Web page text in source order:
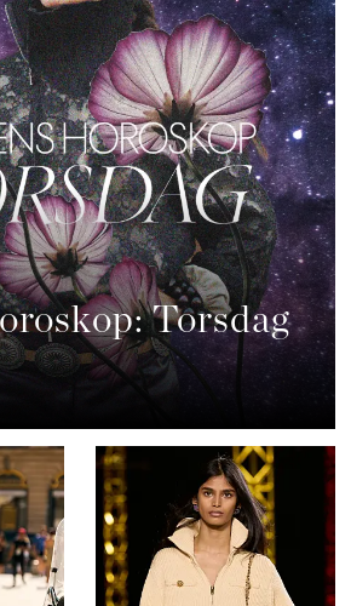
Torsdag